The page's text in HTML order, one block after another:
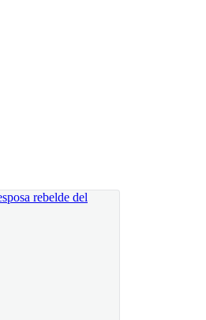
presentadas en una fastuosa fiesta de